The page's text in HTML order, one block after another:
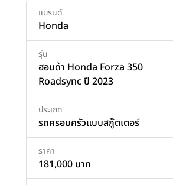
แบรนด์
Honda
รุ่น
ฮอนด้า Honda Forza 350
Roadsync ปี 2023
ประเภท
รถครอบครัวแบบสกู๊ตเตอร์
ราคา
181,000 บาท